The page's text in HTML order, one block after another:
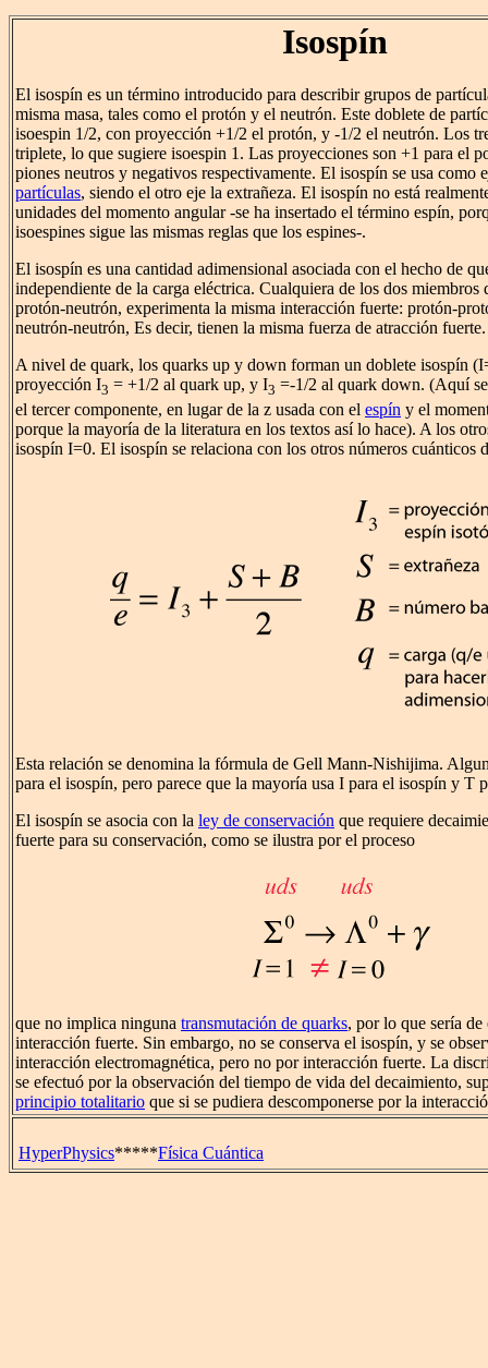
Isospín
El isospín es un término introducido para describir grupos de
misma masa, tales como el protón y el neutrón. Este doblete de
isoespin 1/2, con proyección +1/2 el protón, y -1/2 el neutrón. Los
triplete, lo que sugiere isoespin 1. Las proyecciones son +1 para el
piones neutros y negativos respectivamente. El isospín se usa como
partículas, siendo el otro eje la extrañeza. El isospín no está
unidades del momento angular -se ha insertado el término espín,
isoespines sigue las mismas reglas que los espines-.
El isospín es una cantidad adimensional asociada con el hecho de
independiente de la carga eléctrica. Cualquiera de los dos miembros
protón-neutrón, experimenta la misma interacción fuerte: protón-
neutrón-neutrón, Es decir, tienen la misma fuerza de atracción fuerte.
A nivel de quark, los quarks up y down forman un doblete isospín
proyección I3 = +1/2 al quark up, y I3 =-1/2 al quark down. (Aquí
el tercer componente, en lugar de la z usada con el espín y el
porque la mayoría de la literatura en los textos así lo hace). A los
isospín I=0. El isospín se relaciona con los otros números cuánticos
Esta relación se denomina la fórmula de Gell Mann-Nishijima.
para el isospín, pero parece que la mayoría usa I para el isospín y T
El isospín se asocia con la ley de conservación que requiere
fuerte para su conservación, como se ilustra por el proceso
que no implica ninguna transmutación de quarks, por lo que sería
interacción fuerte. Sin embargo, no se conserva el isospín, y se
interacción electromagnética, pero no por interacción fuerte. La
se efectuó por la observación del tiempo de vida del decaimiento,
principio totalitario que si se pudiera descomponerse por la
HyperPhysics*****Física Cuántica